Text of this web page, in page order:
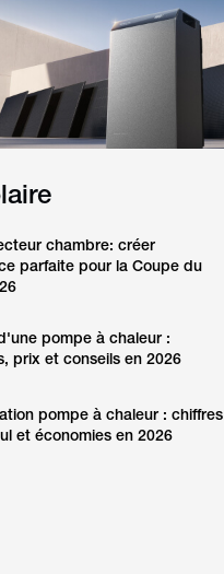
chambre: créer
parfaite pour la Coupe du
pompe à chaleur :
prix et conseils en 2026
pompe à chaleur : chiffres
et économies en 2026